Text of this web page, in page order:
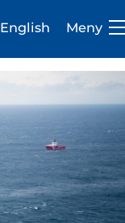
English Meny